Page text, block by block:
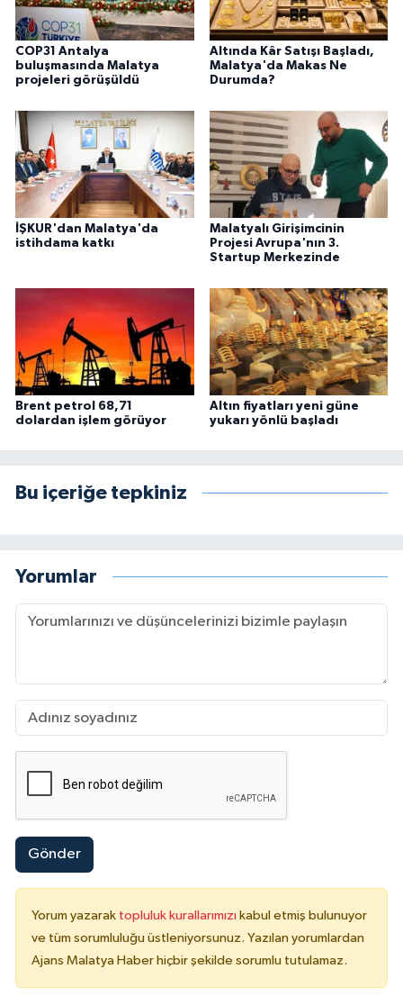
COP31 Antalya
buluşmasında Malatya
projeleri görüşüldü
Altında Kâr Satışı Başladı,
Malatya'da Makas Ne
Durumda?
İŞKUR'dan Malatya'da
istihdama katkı
Malatyalı Girişimcinin
Projesi Avrupa'nın 3.
Startup Merkezinde
Brent petrol 68,71
dolardan işlem görüyor
Altın fiyatları yeni güne
yukarı yönlü başladı
Bu içeriğe tepkiniz
Yorumlar
Gönder
Yorum yazarak topluluk kurallarımızı kabul etmiş bulunuyor
ve tüm sorumluluğu üstleniyorsunuz. Yazılan yorumlardan
Ajans Malatya Haber hiçbir şekilde sorumlu tutulamaz.